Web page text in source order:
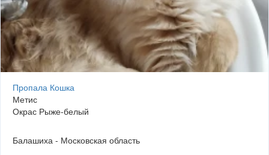
Пропала Кошка
Метис
Окрас Рыже-белый
Балашиха - Московская область